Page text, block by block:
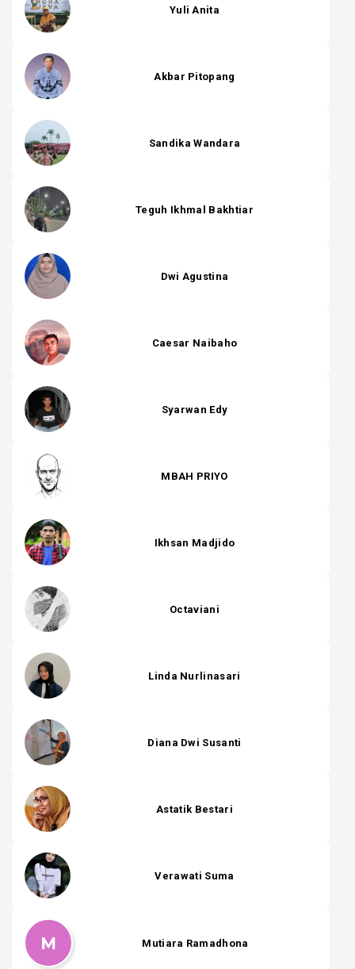
Yuli Anita
Akbar Pitopang
Sandika Wandara
Teguh Ikhmal Bakhtiar
Dwi Agustina
Caesar Naibaho
Syarwan Edy
MBAH PRIYO
Ikhsan Madjido
Octaviani
Linda Nurlinasari
Diana Dwi Susanti
Astatik Bestari
Verawati Suma
M Mutiara Ramadhona